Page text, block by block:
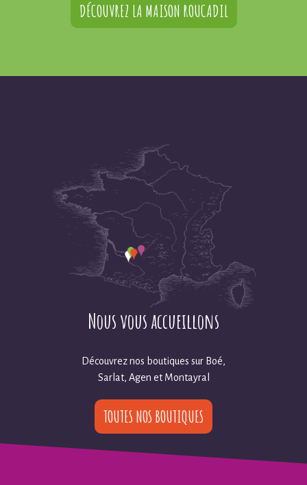
DÉCOUVREZ LA MAISON ROUCADIL
Nous vous accueillons
Découvrez nos boutiques sur Boé,
Sarlat, Agen et Montayral
TOUTES NOS BOUTIQUES